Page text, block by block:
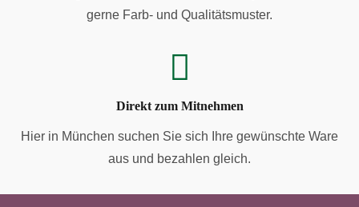
gerne Farb- und Qualitätsmuster.
Direkt zum Mitnehmen
Hier in München suchen Sie sich Ihre gewünschte Ware
aus und bezahlen gleich.